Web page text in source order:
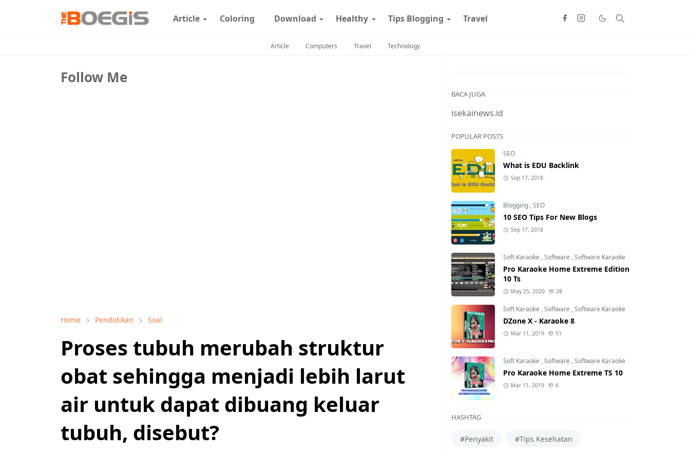
Article Coloring Download Healthy Tips Blogging Travel
Article Computers Travel Technology
Follow Me
Home Pendidikan Soal
Proses tubuh merubah struktur
obat sehingga menjadi lebih larut
air untuk dapat dibuang keluar
tubuh, disebut?
BACA JUGA
isekainews.id
POPULAR POSTS
SEO
What is EDU Backlink
Sep 17, 2018
Blogging ,SEO
10 SEO Tips For New Blogs
Sep 17, 2018
Soft Karaoke ,Software ,Software Karaoke
Pro Karaoke Home Extreme Edition
10 Ts
May 25, 2020 28
Soft Karaoke ,Software ,Software Karaoke
DZone X - Karaoke 8
Mar 11, 2019 51
Soft Karaoke ,Software ,Software Karaoke
Pro Karaoke Home Extreme TS 10
Mar 11, 2019 6
HASHTAG
#Penyakit #Tips Kesehatan